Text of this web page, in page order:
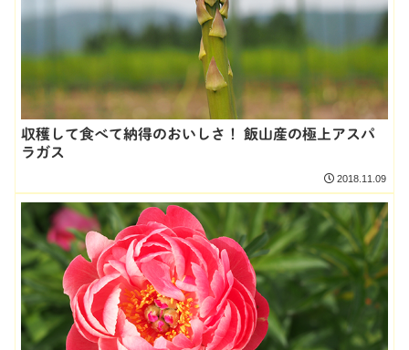
収穫して食べて納得のおいしさ！ 飯山産の極上アスパ
ラガス
2018.11.09